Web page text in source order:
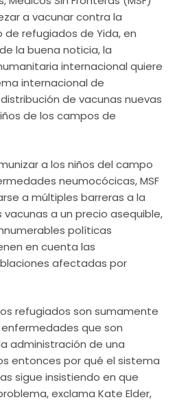
a vacunar contra la
refugiados de Yida, en
la buena noticia, la
internacional quiere
internacional de
de vacunas nuevas
de los campos de
a los niños del campo
neumocócicas, MSF
a múltiples barreras a la
a un precio asequible,
políticas
en cuenta las
afectadas por
refugiados son sumamente
que son
administración de una
entonces por qué el sistema
sigue insistiendo en que
exclama Kate Elder,